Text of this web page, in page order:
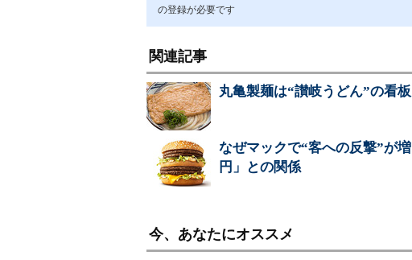
の登録が必要です
関連記事
丸亀製麺は“讃岐うどん”の看
なぜマックで“客への反撃”が
円」との関係
今、あなたにオススメ